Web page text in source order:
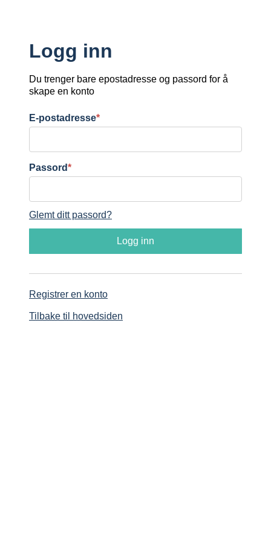
Logg inn
Du trenger bare epostadresse og passord for å
skape en konto
E-postadresse*
Passord*
Glemt ditt passord?
Registrer en konto
Tilbake til hovedsiden